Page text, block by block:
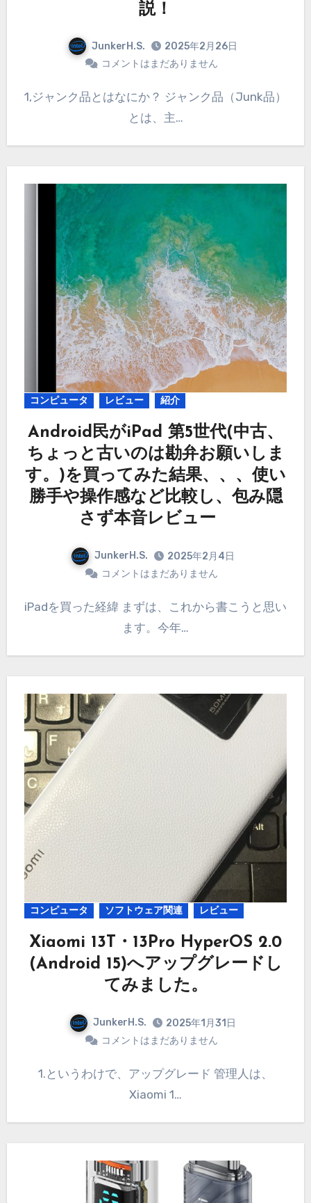
説！
JunkerH.S.
2025年2月26日
コメントはまだありません
1,ジャンク品とはなにか？ ジャンク品（Junk品）
とは、主…
コンピュータ レビュー 紹介
Android民がiPad 第5世代(中古、
ちょっと古いのは勘弁お願いしま
す。)を買ってみた結果、、、使い
勝手や操作感など比較し、包み隠
さず本音レビュー
JunkerH.S.
2025年2月4日
コメントはまだありません
iPadを買った経緯 まずは、これから書こうと思い
ます。今年…
コンピュータ ソフトウェア関連 レビュー
Xiaomi 13T・13Pro HyperOS 2.0
(Android 15)へアップグレードし
てみました。
JunkerH.S.
2025年1月31日
コメントはまだありません
1.というわけで、アップグレード 管理人は、
Xiaomi 1…